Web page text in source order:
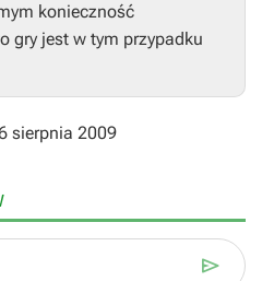
konieczność
gry jest w tym przypadku
sierpnia 2009
